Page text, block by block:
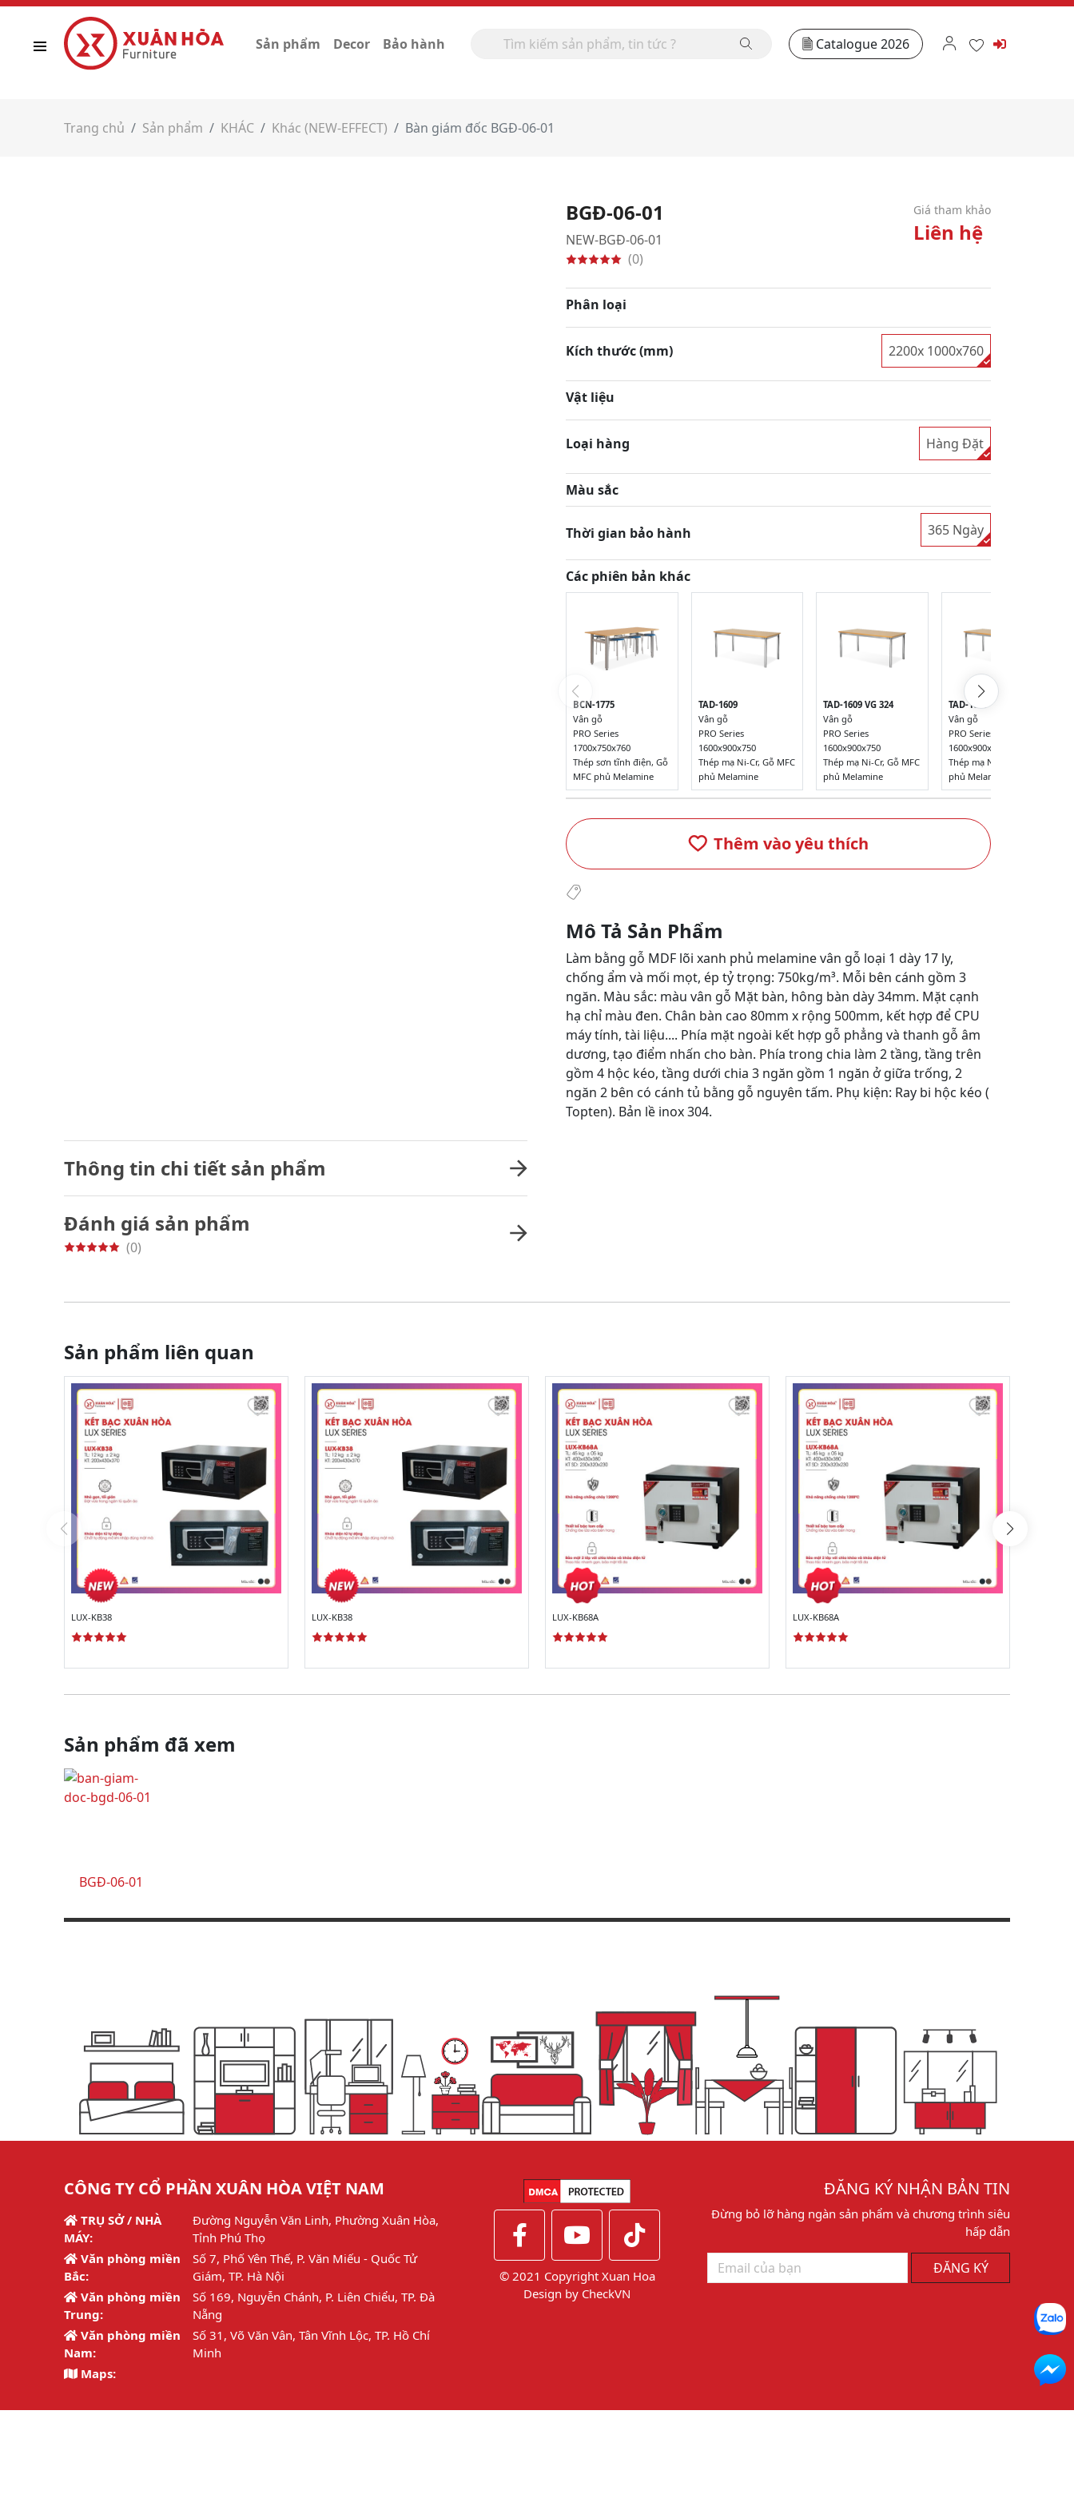
Sản phẩm Decor Bảo hành Catalogue 2026
Trang chủ Sản phẩm KHÁC Khác (NEW-EFFECT) Bàn giám đốc BGĐ-06-01
BGĐ-06-01
NEW-BGĐ-06-01
(0)
Giá tham khảo
Liên hệ
Phân loại
Kích thước (mm) 2200x 1000x760
Vật liệu
Loại hàng Hàng Đặt
Màu sắc
Thời gian bảo hành 365 Ngày
Các phiên bản khác
BCN-1775
Vân gỗ
PRO Series
1700x750x760
Thép sơn tĩnh điện, Gỗ
MFC phủ Melamine
TAD-1609
Vân gỗ
PRO Series
1600x900x750
Thép mạ Ni-Cr, Gỗ MFC
phủ Melamine
TAD-1609 VG 324
Vân gỗ
PRO Series
1600x900x750
Thép mạ Ni-Cr, Gỗ MFC
phủ Melamine
TAD-1609 VG 384
Vân gỗ
PRO Series
1600x900x750
Thép mạ Ni-Cr, Gỗ MFC
phủ Melamine
Thêm vào yêu thích
Mô Tả Sản Phẩm
Làm bằng gỗ MDF lõi xanh phủ melamine vân gỗ loại 1 dày 17 ly,
chống ẩm và mối mọt, ép tỷ trọng: 750kg/m³. Mỗi bên cánh gồm 3
ngăn. Màu sắc: màu vân gỗ Mặt bàn, hông bàn dày 34mm. Mặt cạnh
hạ chỉ màu đen. Chân bàn cao 80mm x rộng 500mm, kết hợp để CPU
máy tính, tài liệu.... Phía mặt ngoài kết hợp gỗ phẳng và thanh gỗ âm
dương, tạo điểm nhấn cho bàn. Phía trong chia làm 2 tầng, tầng trên
gồm 4 hộc kéo, tầng dưới chia 3 ngăn gồm 1 ngăn ở giữa trống, 2
ngăn 2 bên có cánh tủ bằng gỗ nguyên tấm. Phụ kiện: Ray bi hộc kéo (
Topten). Bản lề inox 304.
Thông tin chi tiết sản phẩm
Đánh giá sản phẩm
(0)
Sản phẩm liên quan
LUX-KB38 LUX-KB38 LUX-KB68A LUX-KB68A
Sản phẩm đã xem
BGĐ-06-01
CÔNG TY CỔ PHẦN XUÂN HÒA VIỆT NAM
TRỤ SỞ / NHÀ
MÁY:
Đường Nguyễn Văn Linh, Phường Xuân Hòa,
Tỉnh Phú Thọ
Văn phòng miền
Bắc:
Số 7, Phố Yên Thế, P. Văn Miếu - Quốc Tử
Giám, TP. Hà Nội
Văn phòng miền
Trung:
Số 169, Nguyễn Chánh, P. Liên Chiểu, TP. Đà
Nẵng
Văn phòng miền
Nam:
Số 31, Võ Văn Vân, Tân Vĩnh Lộc, TP. Hồ Chí
Minh
Maps:
© 2021 Copyright Xuan Hoa
Design by CheckVN
ĐĂNG KÝ NHẬN BẢN TIN
Đừng bỏ lỡ hàng ngàn sản phẩm và chương trình siêu
hấp dẫn
ĐĂNG KÝ